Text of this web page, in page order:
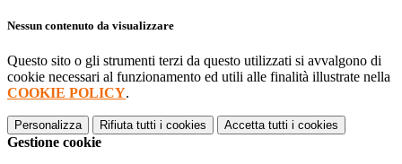
Nessun contenuto da visualizzare
Questo sito o gli strumenti terzi da questo utilizzati si avvalgono di
cookie necessari al funzionamento ed utili alle finalità illustrate nella
COOKIE POLICY.
Personalizza Rifiuta tutti i cookies Accetta tutti i cookies
Gestione cookie